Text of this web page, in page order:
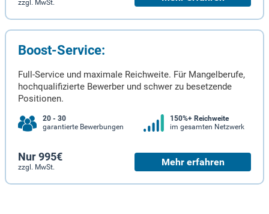
zzgl. MwSt.
Boost-Service:
Full-Service und maximale Reichweite. Für Mangelberufe,
hochqualifizierte Bewerber und schwer zu besetzende
Positionen.
20 - 30
garantierte Bewerbungen
150%+ Reichweite
im gesamten Netzwerk
Nur 995€
zzgl. MwSt. Mehr erfahren